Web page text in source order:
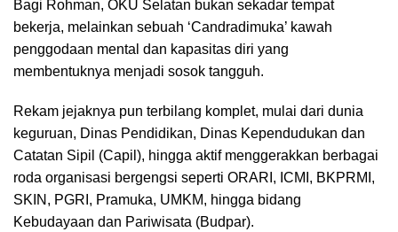
Bagi Rohman, OKU Selatan bukan sekadar tempat
bekerja, melainkan sebuah ‘Candradimuka’ kawah
penggodaan mental dan kapasitas diri yang
membentuknya menjadi sosok tangguh.
Rekam jejaknya pun terbilang komplet, mulai dari dunia
keguruan, Dinas Pendidikan, Dinas Kependudukan dan
Catatan Sipil (Capil), hingga aktif menggerakkan berbagai
roda organisasi bergengsi seperti ORARI, ICMI, BKPRMI,
SKIN, PGRI, Pramuka, UMKM, hingga bidang
Kebudayaan dan Pariwisata (Budpar).